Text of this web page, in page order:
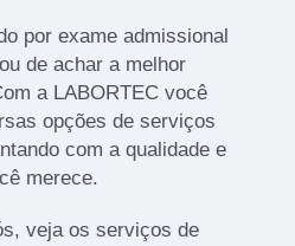
por exame admissional
de achar a melhor
a LABORTEC você
opções de serviços
com a qualidade e
merece.
veja os serviços de